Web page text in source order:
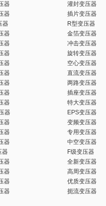
器
灌封变压器
器
插片变压器
器
R型变压器
器
金箔变压器
器
冲击变压器
器
旋转变压器
器
空心变压器
器
直流变压器
器
两路变压器
器
插座变压器
器
特大变压器
器
EPS变压器
器
变频变压器
器
专用变压器
器
中空变压器
器
F级变压器
器
全新变压器
器
高周变压器
器
优质变压器
器
扼流变压器